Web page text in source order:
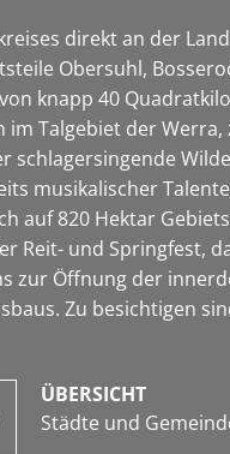
direkt an der
Obersuhl,
knapp 40
Talgebiet der
schlagersingende
musikalischer
auf 820 Hektar
Reit- und Springfest,
zur Öffnung der
Zu besichtigen
ÜBERSICHT
Städte und